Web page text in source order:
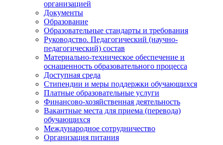
организацией
Документы
Образование
Образовательные стандарты и требования
Руководство. Педагогический (научно-
педагогический) состав
Материально-техническое обеспечение и
оснащенность образовательного процесса
Доступная среда
Стипендии и меры поддержки обучающихся
Платные образовательные услуги
Финансово-хозяйственная деятельность
Вакантные места для приема (перевода)
обучающихся
Международное сотрудничество
Организация питания